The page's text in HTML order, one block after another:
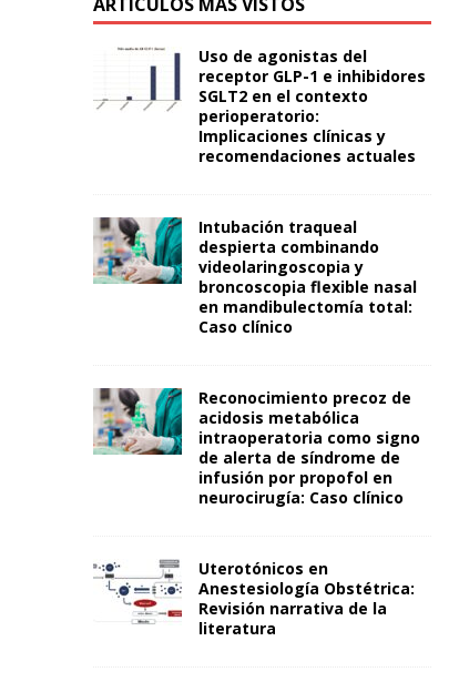
Uso de agonistas del
receptor GLP-1 e inhibidores
SGLT2 en el contexto
perioperatorio:
Implicaciones clínicas y
recomendaciones actuales
Intubación traqueal
despierta combinando
videolaringoscopia y
broncoscopia flexible nasal
en mandibulectomía total:
Caso clínico
Reconocimiento precoz de
acidosis metabólica
intraoperatoria como signo
de alerta de síndrome de
infusión por propofol en
neurocirugía: Caso clínico
Uterotónicos en
Anestesiología Obstétrica:
Revisión narrativa de la
literatura